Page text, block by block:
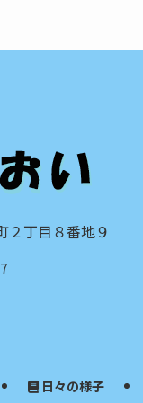
丁目８番地９
日々の様子